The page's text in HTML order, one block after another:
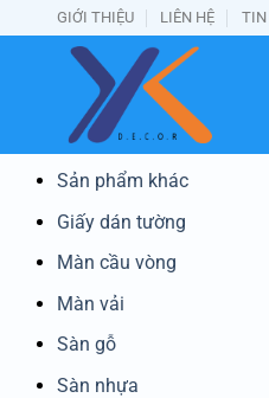
GIỚI THIỆU LIÊN HỆ TIN
Sản phẩm khác
Giấy dán tường
Màn cầu vòng
Màn vải
Sàn gỗ
Sàn nhựa